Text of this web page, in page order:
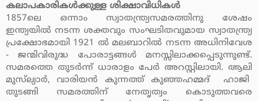
കലാപകാരികള്‍ക്കുള്ള ശിക്ഷാവിധികള്‍
1857ലെ ഒന്നാം സ്വാതന്ത്ര്യസമരത്തിനു ശേഷം
ഇന്ത്യയില്‍ നടന്ന ശക്തവും സംഘടിതവുമായ സ്വാതന്ത്ര്യ
പ്രക്ഷോഭമായി 1921 ല്‍ മലബാറില്‍ നടന്ന അധിനിവേശ
- ജന്മിവിരുദ്ധ പോരാട്ടങ്ങള്‍ മനസ്സിലാക്കപ്പെടുന്നുണ്ട്.
സമരത്തെ തുടര്‍ന്ന് ധാരാളം പേര്‍ അറസ്റ്റിലായി. ആലി
മുസ്‌ല്യാര്‍, വാരിയന്‍ കുന്നത്ത് കുഞ്ഞഹമ്മദ് ഹാജി
തുടങ്ങി സമരത്തിന് നേതൃത്വം കൊടുത്തവരെ